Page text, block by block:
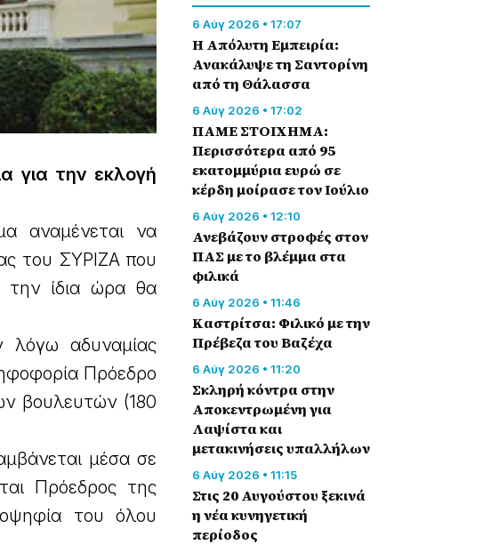
για την εκλογή
αναμένεται να
του ΣΥΡΙΖΑ που
την ίδια ώρα θα
λόγω αδυναμίας
Πρόεδρο
βουλευτών (180
μέσα σε
Πρόεδρος της
του όλου
6 Αύγ 2026 • 17:07
Η Απόλυτη Εμπειρία:
Ανακάλυψε τη Σαντορίνη
από τη Θάλασσα
6 Αύγ 2026 • 17:02
ΠΑΜΕ ΣΤΟΙΧΗΜΑ:
Περισσότερα από 95
εκατομμύρια ευρώ σε
κέρδη μοίρασε τον Ιούλιο
6 Αύγ 2026 • 12:10
Ανεβάζουν στροφές στον
ΠΑΣ με το βλέμμα στα
φιλικά
6 Αύγ 2026 • 11:46
Καστρίτσα: Φιλικό με την
Πρέβεζα του Βαζέχα
6 Αύγ 2026 • 11:20
Σκληρή κόντρα στην
Αποκεντρωμένη για
Λαψίστα και
μετακινήσεις υπαλλήλων
6 Αύγ 2026 • 11:15
Στις 20 Αυγούστου ξεκινά
η νέα κυνηγετική
περίοδος